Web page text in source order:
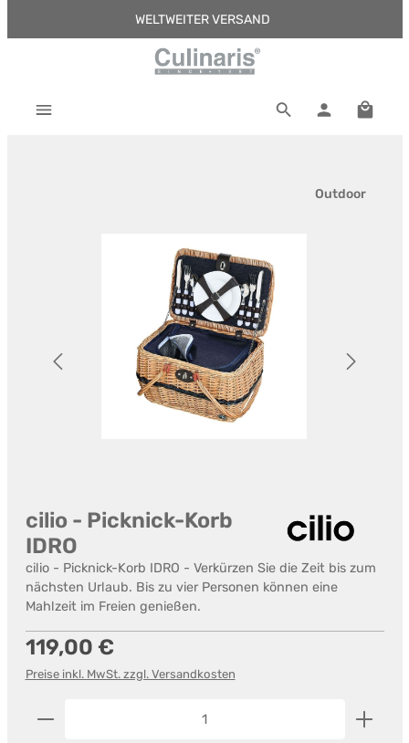
Zum Hauptinhalt springenWELTWEITER VERSAND
Outdoor
cilio - Picknick-Korb
IDRO
cilio - Picknick-Korb IDRO - Verkürzen Sie die Zeit bis zum
nächsten Urlaub. Bis zu vier Personen können eine
Mahlzeit im Freien genießen.
Regulärer Preis:
119,00 €
Preise inkl. MwSt. zzgl. Versandkosten
Produkt Anzahl: Gib den gewünschten Wert ein